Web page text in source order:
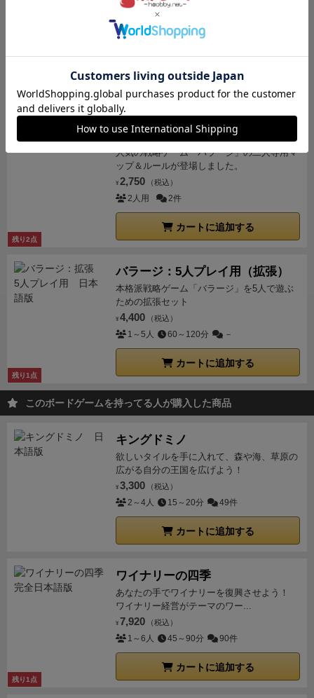
建物としては、先にも述べた私有建物が追加され
た。私有建物を建てることでの収入の追加はない。
築コストは私有建物毎に異なり、掘削機とコンクリー
トミキサーの両方を含むコストとなっている。
め、序盤に私有建物を建てると重機コマ不足で盤面で
の建築が出遅れてしまうため、タイミングが悩まし
い。 他のゲームでは拡張版を追加した場合、追加要素
を活用しなければ、遅れを取ってしまうことが多い
が、この拡張は、戦術の幅を広げ、「詰み」を無くし
てくれるため、バラージを遊ぶ際には、追加すること
を強くオススメする。
残り1点
人気の戦略ゲーム「バラージ」に新たな拡張
マップが登場しました。
カートに追加する
残り2点
バラージ：デュエル（拡張）
人気の戦略ゲーム「バラージ」の二人専用マ
ップ＆ルールが登場しました。
¥ 2,750 （税込）
2人用 2件
カートに追加する
残り1点
バラージ：5人プレイ用（拡張）
本格派戦略ゲーム「バラージ」を5人で遊ぶ
ための拡張セット
¥ 4,400 （税込）
1～5人 60～120分 －
カートに追加する
このボードゲームを持ってる人が購入した商品
キングドミノ
欲しいタイルを手に入れて、森や海、草原の
広がる自分の王国を広げよう！
¥ 3,300 （税込）
2～4人 15～20分 49件
カートに追加する
残り1点
ワイナリーの四季
あなたの手でワイナリーを復興させよう！
ワイナリー経営がテーマのワー...
¥ 7,920 （税込）
1～6人 45～90分 90件
カートに追加する